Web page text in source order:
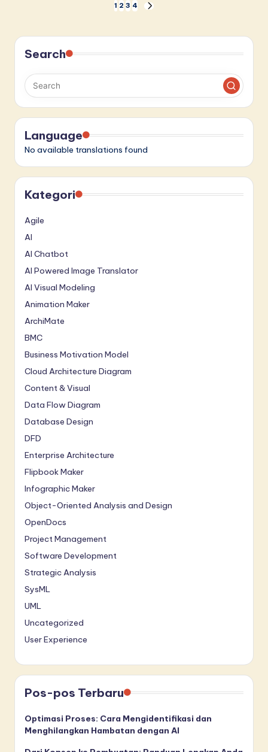
pos
1 2 3 4
NEXT
Search
Language
No available translations found
Kategori
Agile
AI
AI Chatbot
AI Powered Image Translator
AI Visual Modeling
Animation Maker
ArchiMate
BMC
Business Motivation Model
Cloud Architecture Diagram
Content & Visual
Data Flow Diagram
Database Design
DFD
Enterprise Architecture
Flipbook Maker
Infographic Maker
Object-Oriented Analysis and Design
OpenDocs
Project Management
Software Development
Strategic Analysis
SysML
UML
Uncategorized
User Experience
Pos-pos Terbaru
Optimasi Proses: Cara Mengidentifikasi dan
Menghilangkan Hambatan dengan AI